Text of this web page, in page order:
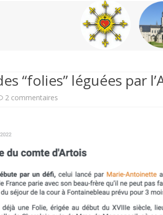
THÉME
AUTEUR
“folies” léguées par
2 commentaires
des
léguées
par